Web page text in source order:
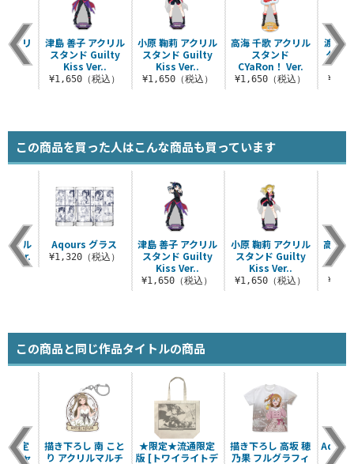
小原 鞠莉 アクリル
スタンド Guilty
Kiss Ver..
¥1,650（税込）
高海 千歌 アクリル
スタンド
CYaRon！ Ver.
¥1,650（税込）
渡辺
タン
アクリ
ド
Ver.
津島 善子 アクリル
スタンド Guilty
Kiss Ver..
¥1,650（税込）
この商品を買った人はこんな商品も買っています
津島 善子 アクリル
スタンド Guilty
Kiss Ver..
¥1,650（税込）
小原 鞠莉 アクリル
スタンド Guilty
Kiss Ver..
¥1,650（税込）
高海
クリル
Ver.
込）
Aqours グラス
¥1,320（税込）
この商品と同じ作品タイトルの商品
★限定★流通限定
版 [トワイライトデ
描き下ろし 高坂 穂
乃果 フルグラフィ
ィッ
限定
Tシャ
描き下ろし 南 こと
り アクリルマルチ